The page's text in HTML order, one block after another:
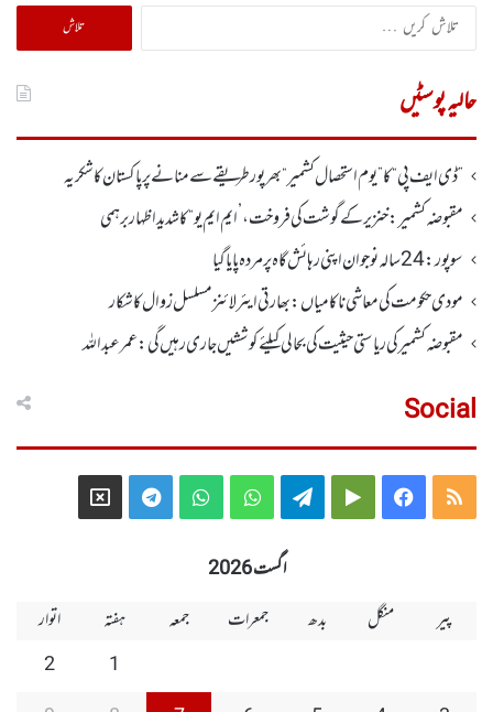
تلاش
کریں
حالیہ پوسٹیں
”ڈی ایف پی “ کا ” یوم استحصال کشمیر “ بھر پور طریقے سے منانے پر پاکستان کا شکریہ
مقبوضہ کشمیر: خنزیر کے گوشت کی فروخت ، ’ایم ایم یو“ کا شدید اظہار برہمی
سوپور : 24سالہ نوجوان اپنی رہائش گاہ پر مردہ پایا گیا
مودی حکومت کی معاشی ناکامیاں: بھارتی ایئرلائنز مسلسل زوال کا شکار
مقبوضہ کشمیر کی ریاستی حیثیت کی بحالی کیلئے کوششیں جاری رہیں گی: عمر عبداللہ
Social
RSS
Facebook
Google
Telegram
WhatsApp
WhatsApp
Telegram
X
اگست 2026
پیر
منگل بدھ جمعرات جمعہ ہفتہ
اتوار
1
2